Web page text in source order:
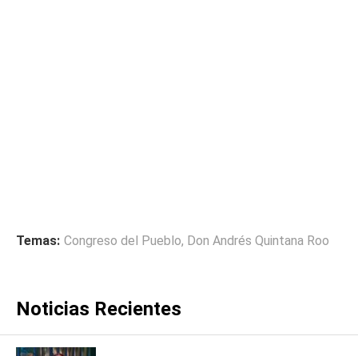
Temas: Congreso del Pueblo, Don Andrés Quintana Roo
Noticias Recientes